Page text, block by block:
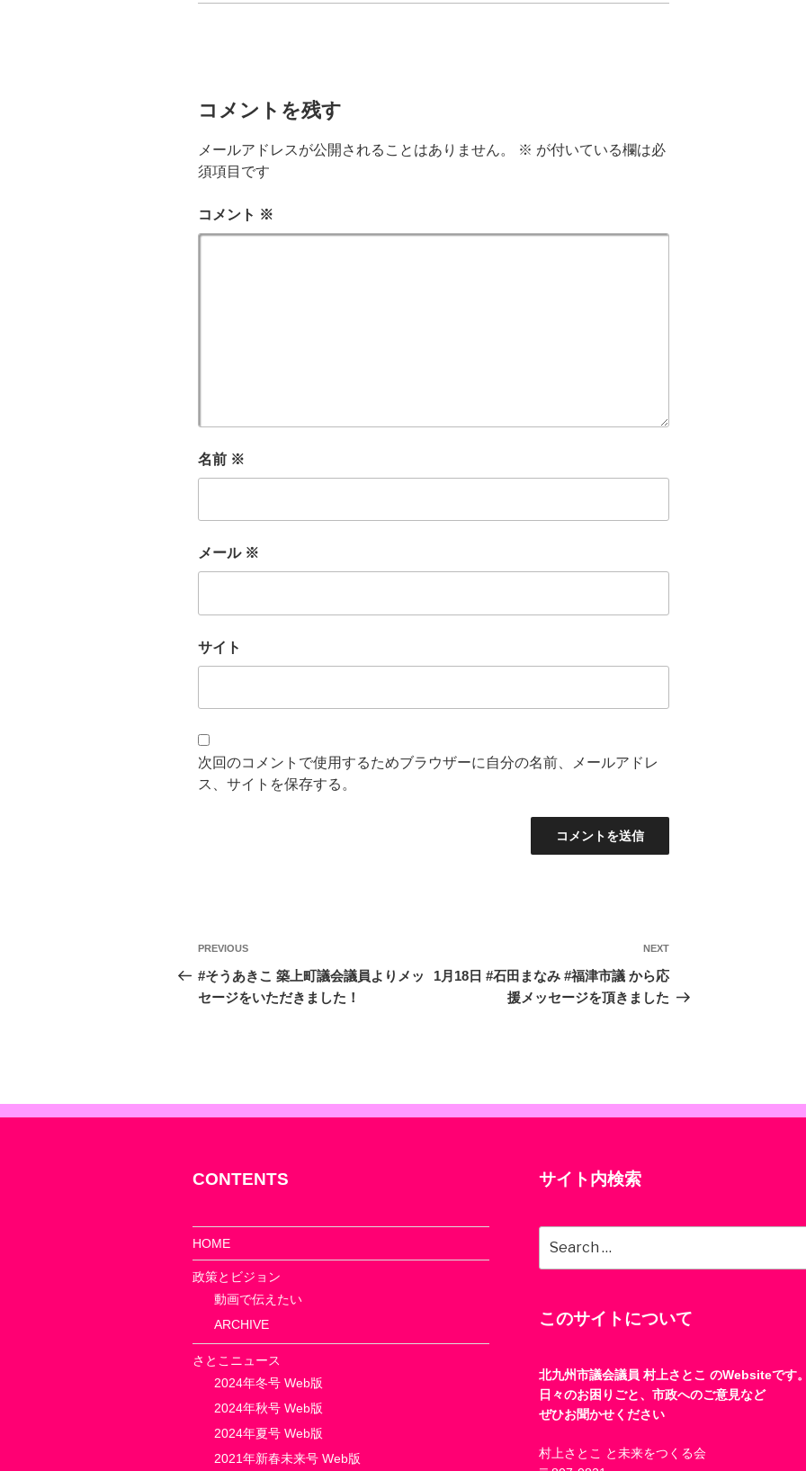
コメントを残す
メールアドレスが公開されることはありません。 ※ が付いている欄は必
須項目です
コメント ※
名前 ※
メール ※
サイト
次回のコメントで使用するためブラウザーに自分の名前、メールアドレ
ス、サイトを保存する。
投
稿
ナ
ー
ョ
Previous
Post
PREVIOUS
#そうあきこ 築上町議会議員よりメッ
セージをいただきました！
Next
Post
NEXT
1月18日 #石田まなみ #福津市議 から応
援メッセージを頂きました
CONTENTS
HOME
政策とビジョン
動画で伝えたい
ARCHIVE
さとこニュース
2024年冬号 Web版
2024年秋号 Web版
2024年夏号 Web版
2021年新春未来号 Web版
サイト内検索
for:
このサイトについて
北九州市議会議員 村上さとこ のWebsiteです
日々のお困りごと、市政へのご意見など
ぜひお聞かせください
村上さとこ と未来をつくる会